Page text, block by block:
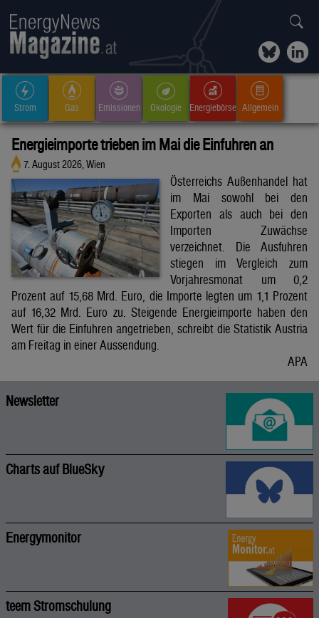
Strom Gas Emissionen Ökologie Energiebörse Allgemein
Energieimporte trieben im Mai die Einfuhren an
7. August 2026, Wien
Österreichs Außenhandel hat
im Mai sowohl bei den
Exporten als auch bei den
Importen Zuwächse
verzeichnet. Die Ausfuhren
stiegen im Vergleich zum
Vorjahresmonat um 0,2
Prozent auf 15,68 Mrd. Euro, die Importe legten um 1,1 Prozent
auf 16,32 Mrd. Euro zu. Steigende Energieimporte haben den
Wert für die Einfuhren angetrieben, schreibt die Statistik Austria
am Freitag in einer Aussendung.
APA
Newsletter
Charts auf BlueSky
Energymonitor
teem Stromschulung